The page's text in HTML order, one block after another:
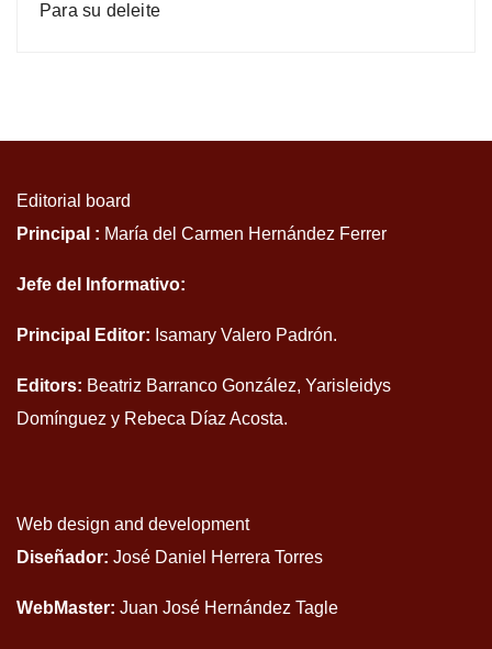
Para su deleite
Editorial board
Principal : María del Carmen Hernández Ferrer
Jefe del Informativo:
Principal Editor: Isamary Valero Padrón.
Editors: Beatriz Barranco González, Yarisleidys
Domínguez y Rebeca Díaz Acosta.
Web design and development
Diseñador: José Daniel Herrera Torres
WebMaster: Juan José Hernández Tagle